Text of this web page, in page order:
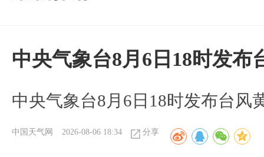
中央气象台8月6日18时发布
中央气象台8月6日18时发布台风
中国天气网 2026-08-06 18:34 分享